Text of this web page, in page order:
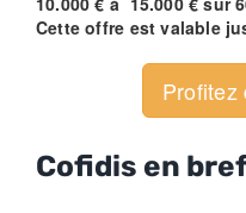
Cette offre est valable
Profitez
Cofidis en